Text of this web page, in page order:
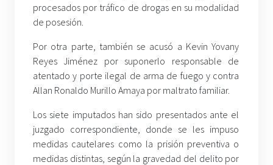
procesados por tráfico de drogas en su modalidad
de posesión.
Por otra parte, también se acusó a Kevin Yovany
Reyes Jiménez por suponerlo responsable de
atentado y porte ilegal de arma de fuego y contra
Allan Ronaldo Murillo Amaya por maltrato familiar.
Los siete imputados han sido presentados ante el
juzgado correspondiente, donde se les impuso
medidas cautelares como la prisión preventiva o
medidas distintas, según la gravedad del delito por